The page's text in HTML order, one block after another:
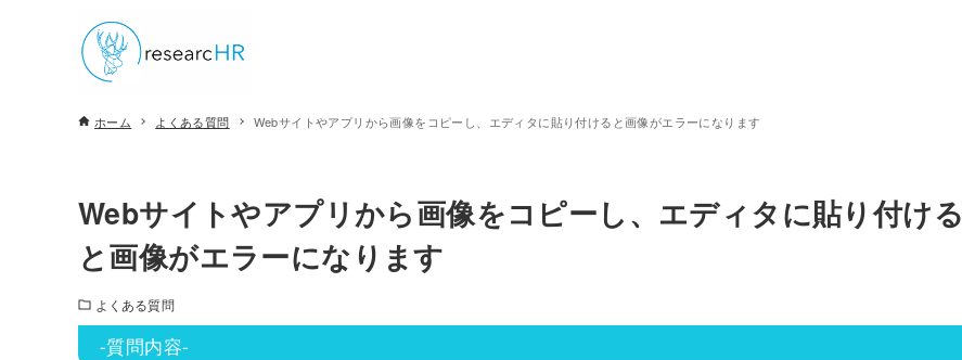
ホーム よくある質問 Webサイトやアプリから画像をコピーし、エディタに貼り付けると画像がエラーになります
Webサイトやアプリから画像をコピーし、エディタに貼り付ける
と画像がエラーになります
よくある質問
-質問内容-